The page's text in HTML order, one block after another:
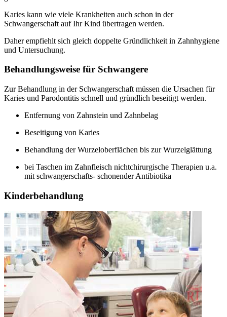
Karies kann wie viele Krankheiten auch schon in der
Schwangerschaft auf Ihr Kind übertragen werden.
Daher empfiehlt sich gleich doppelte Gründlichkeit in Zahnhygiene
und Untersuchung.
Behandlungsweise für Schwangere
Zur Behandlung in der Schwangerschaft müssen die Ursachen für
Karies und Parodontitis schnell und gründlich beseitigt werden.
Entfernung von Zahnstein und Zahnbelag
Beseitigung von Karies
Behandlung der Wurzeloberflächen bis zur Wurzelglättung
bei Taschen im Zahnfleisch nichtchirurgische Therapien u.a.
mit schwangerschafts- schonender Antibiotika
Kinderbehandlung